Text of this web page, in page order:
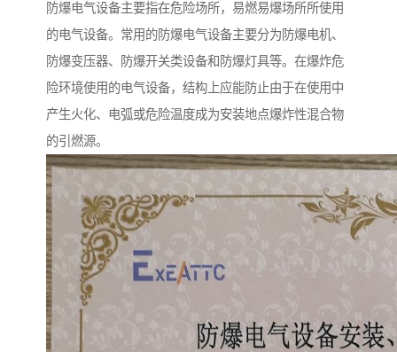
防爆电气设备主要指在危险场所，易燃易爆场所所使用
的电气设备。常用的防爆电气设备主要分为防爆电机、
防爆变压器、防爆开关类设备和防爆灯具等。在爆炸危
险环境使用的电气设备，结构上应能防止由于在使用中
产生火化、电弧或危险温度成为安装地点爆炸性混合物
的引燃源。